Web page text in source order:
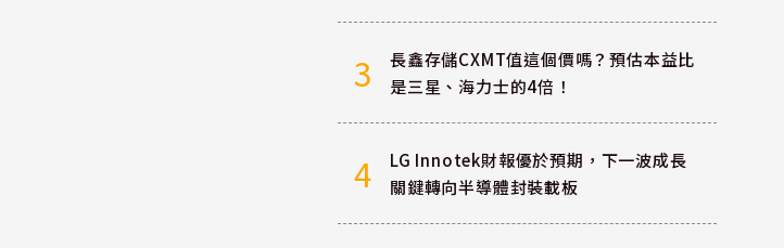
3
長鑫存儲CXMT值這個價嗎？預估本益比
是三星、海力士的4倍！
4
LG Innotek財報優於預期，下一波成長
關鍵轉向半導體封裝載板